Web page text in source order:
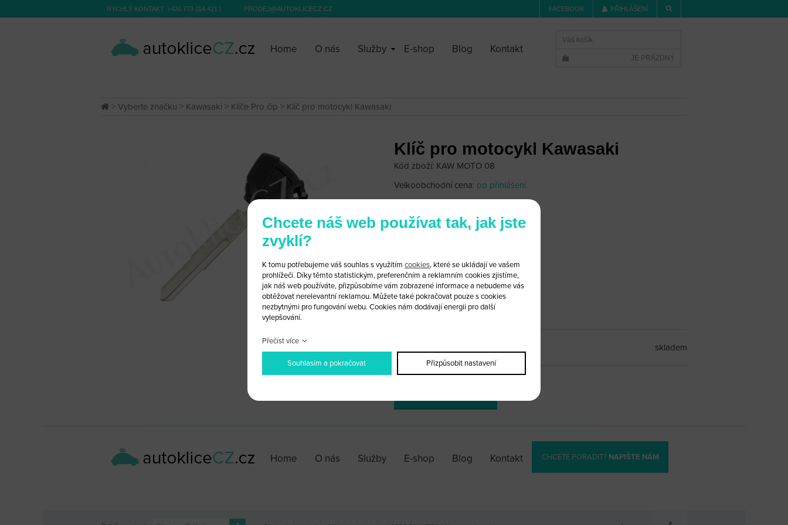
RYCHLÝ KONTAKT: +420 773 114 421 | PRODEJ@AUTOKLICECZ.CZ FACEBOOK PŘIHLÁŠENÍ
Home O nás Služby E-shop Blog Kontakt
Váš košík
JE PRÁZDNÝ
> Vyberte značku > Kawasaki > Klíče Pro čip > Klíč pro motocykl Kawasaki
Klíč pro motocykl Kawasaki
Kód zboží: KAW MOTO 08
Velkoobchodní cena: po přihlášení
Nabízíme též vybroušení planžety.
skladem
Home O nás Služby E-shop Blog Kontakt CHCETE PORADIT? NAPIŠTE NÁM
Chcete náš web používat tak, jak jste
zvyklí?
K tomu potřebujeme váš souhlas s využitím cookies, které se ukládají ve vašem
prohlížeči. Díky těmto statistickým, preferenčním a reklamním cookies zjistíme,
jak náš web používáte, přizpůsobíme vám zobrazené informace a nebudeme vás
obtěžovat nerelevantní reklamou. Můžete také pokračovat pouze s cookies
nezbytnými pro fungování webu. Cookies nám dodávají energii pro další
vylepšování.
Přečíst více
Souhlasím a pokračovat Přizpůsobit nastavení